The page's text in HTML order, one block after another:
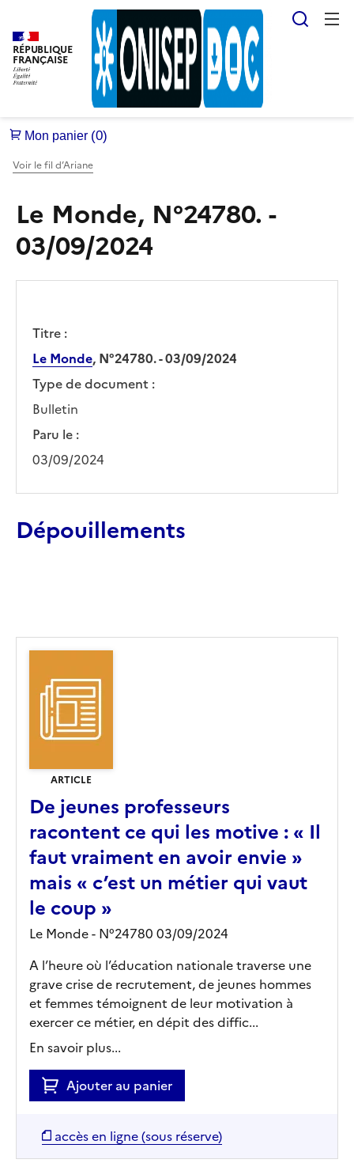
RÉPUBLIQUE
FRANÇAISE
Voir le fil d’Ariane
Le Monde, N°24780. -
03/09/2024
Titre :
Le Monde, N°24780. - 03/09/2024
Type de document :
Bulletin
Paru le :
03/09/2024
Dépouillements
ARTICLE
De jeunes professeurs
racontent ce qui les motive : « Il
faut vraiment en avoir envie »
mais « c’est un métier qui vaut
le coup »
Le Monde - N°24780 03/09/2024
A l’heure où l’éducation nationale traverse une
grave crise de recrutement, de jeunes hommes
et femmes témoignent de leur motivation à
exercer ce métier, en dépit des diffic...
En savoir plus...
Ajouter au panier
accès en ligne (sous réserve)